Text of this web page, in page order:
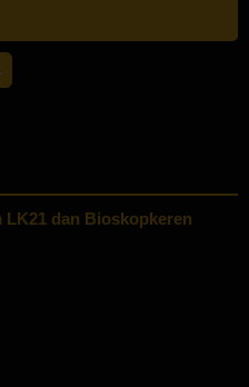
LK21 dan Bioskopkeren